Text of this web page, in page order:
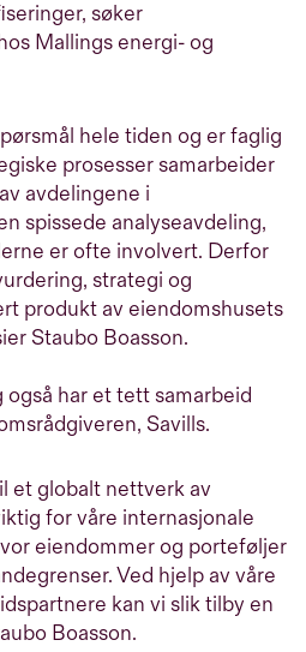
søker
Mallings energi- og
hele tiden og er faglig
prosesser samarbeider
avdelingene i
spissede analyseavdeling,
er ofte involvert. Derfor
strategi og
produkt av eiendomshusets
Staubo Boasson.
har et tett samarbeid
Savills.
et globalt nettverk av
for våre internasjonale
eiendommer og porteføljer
Ved hjelp av våre
kan vi slik tilby en
Boasson.